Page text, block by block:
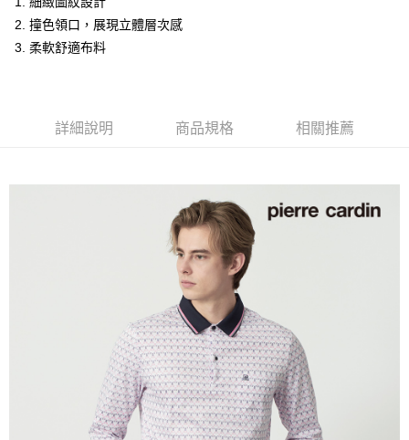
全家取貨付款
每筆NT$60，滿NT$1,200(含以上)免運費
每筆NT$60，滿NT$1,200(含以上)免運費
每筆NT$60，滿NT$1,200(含以上)免運費
每筆NT$60，滿NT$1,200(含以上)免運費
每筆NT$60，滿NT$1,200(含以上)免運費
每筆NT$80，滿NT$1,200(含以上)免運費
2. 撞色領口，展現立體層次感
3. 柔軟舒適布料
詳細說明 商品規格 相關推薦